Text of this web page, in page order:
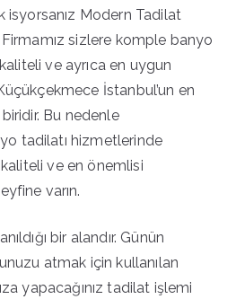
isyorsanız Modern Tadilat
Firmamız sizlere komple banyo
ve ayrıca en uygun
İstanbul’un en
Bu nedenle
tadilatı hizmetlerinde
ve en önemlisi
varın.
bir alandır. Günün
atmak için kullanılan
yapacağınız tadilat işlemi